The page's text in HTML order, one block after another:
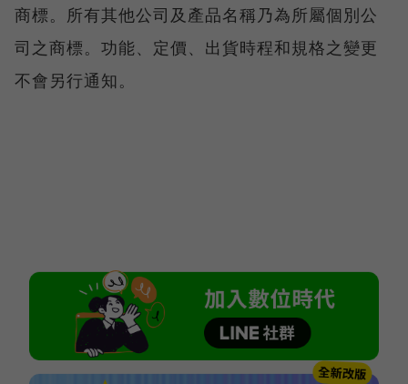
商標。所有其他公司及產品名稱乃為所屬個別公
司之商標。功能、定價、出貨時程和規格之變更
不會另行通知。